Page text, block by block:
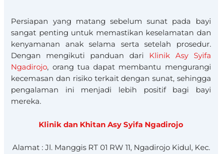
Persiapan yang matang sebelum sunat pada bayi
sangat penting untuk memastikan keselamatan dan
kenyamanan anak selama serta setelah prosedur.
Dengan mengikuti panduan dari Klinik Asy Syifa
Ngadirojo, orang tua dapat membantu mengurangi
kecemasan dan risiko terkait dengan sunat, sehingga
pengalaman ini menjadi lebih positif bagi bayi
mereka.
Klinik dan Khitan Asy Syifa Ngadirojo
Alamat : Jl. Manggis RT 01 RW 11, Ngadirojo Kidul, Kec.